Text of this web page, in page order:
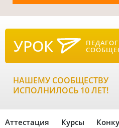
УРОК
НАШЕМУ СООБЩЕСТВУ
ИСПОЛНИЛОСЬ 10 ЛЕТ!
Аттестация Курсы